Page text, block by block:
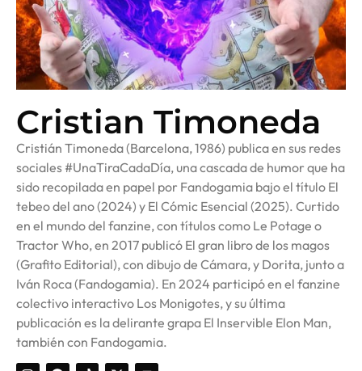
Cristian Timoneda
Cristián Timoneda (Barcelona, 1986) publica en sus redes
sociales #UnaTiraCadaDía, una cascada de humor que ha
sido recopilada en papel por Fandogamia bajo el título El
tebeo del ano (2024) y El Cómic Esencial (2025). Curtido
en el mundo del fanzine, con títulos como Le Potage o
Tractor Who, en 2017 publicó El gran libro de los magos
(Grafito Editorial), con dibujo de Cámara, y Dorita, junto a
Iván Roca (Fandogamia). En 2024 participó en el fanzine
colectivo interactivo Los Monigotes, y su última
publicación es la delirante grapa El Inservible Elon Man,
también con Fandogamia.